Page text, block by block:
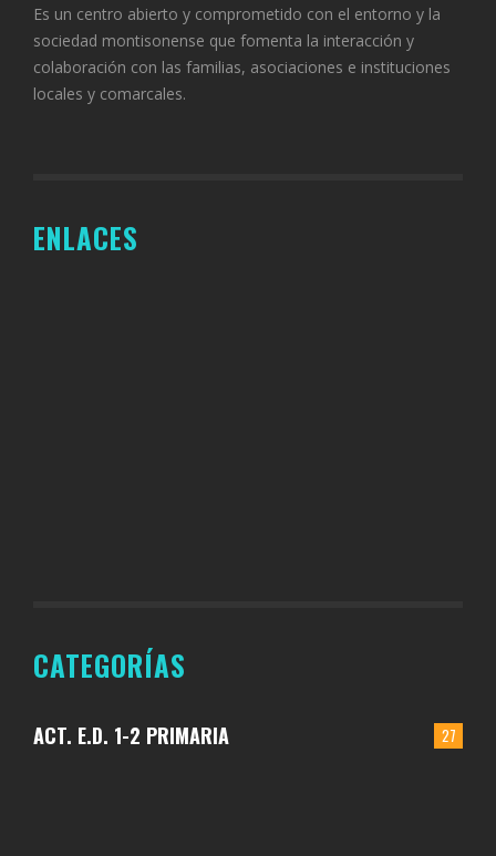
Es un centro abierto y comprometido con el entorno y la
sociedad montisonense que fomenta la interacción y
colaboración con las familias, asociaciones e instituciones
locales y comarcales.
ENLACES
CATEGORÍAS
27
ACT. E.D. 1-2 PRIMARIA